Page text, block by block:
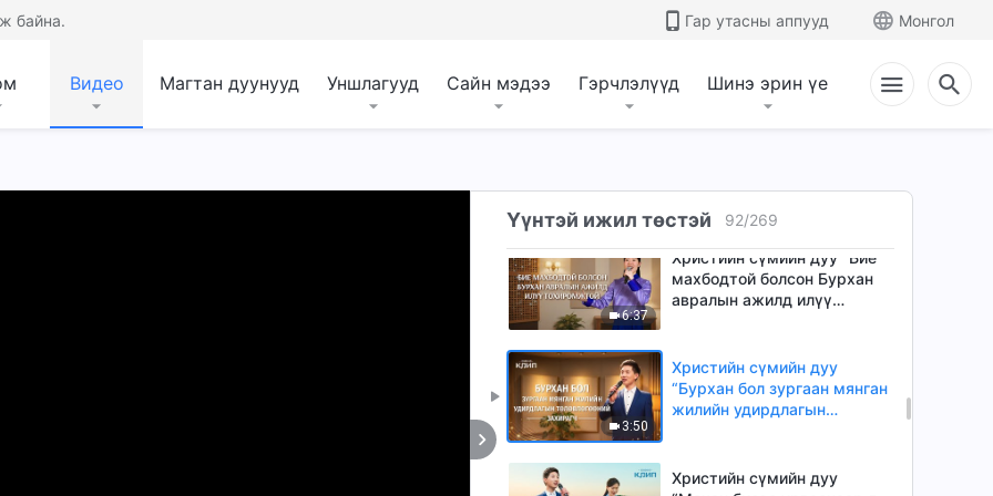
байна. Гар утасны аппууд Монгол
Видео Магтан дуунууд Уншлагууд Сайн мэдээ Гэрчлэлүүд Шинэ эрин үе
Үүнтэй ижил төстэй 92/269
6:37
Христийн сүмийн дуу “Бие
махбодтой болсон Бурхан
авралын ажилд илүү
3:50
Христийн сүмийн дуу
“Бурхан бол зургаан мянган
жилийн удирдлагын
Христийн сүмийн дуу